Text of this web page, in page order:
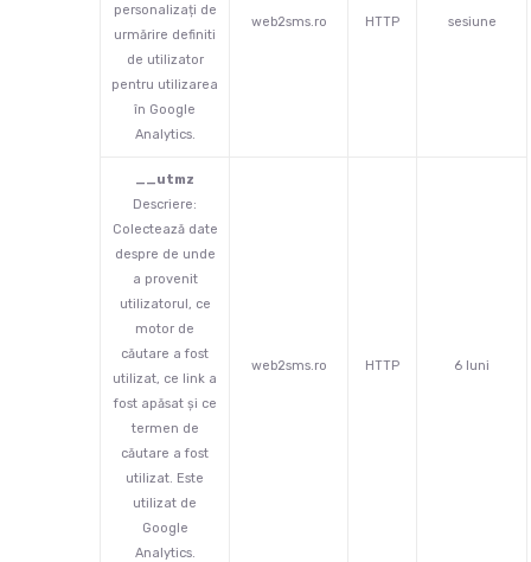
personalizați de
urmărire definiti
de utilizator
pentru utilizarea
în Google
Analytics.
web2sms.ro HTTP sesiune
__utmz
Descriere:
Colectează date
despre de unde
a provenit
utilizatorul, ce
motor de
căutare a fost
utilizat, ce link a
fost apăsat și ce
termen de
căutare a fost
utilizat. Este
utilizat de
Google
Analytics.
web2sms.ro HTTP 6 luni